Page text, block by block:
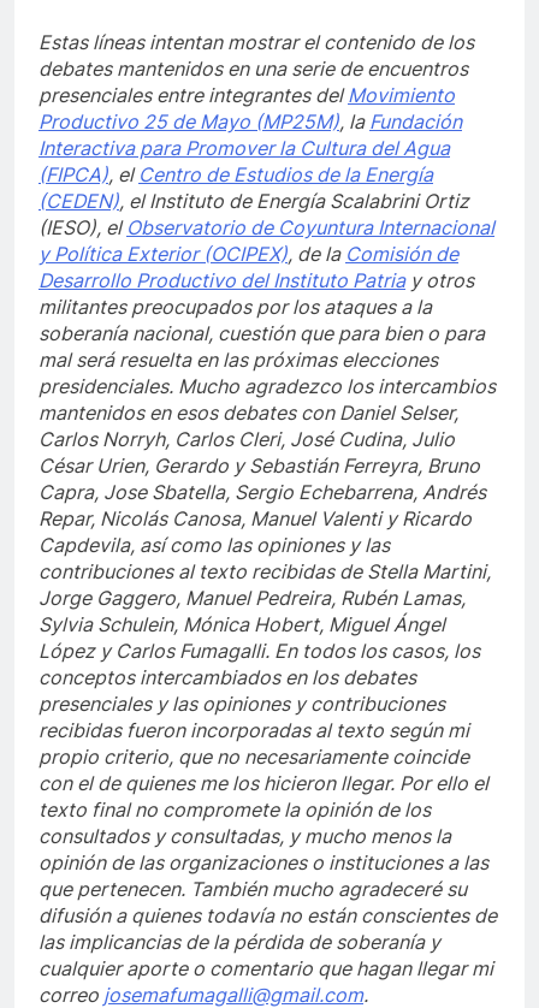
Estas líneas intentan mostrar el contenido de los
debates mantenidos en una serie de encuentros
presenciales entre integrantes delMovimiento
Productivo 25 de Mayo (MP25M), la Fundación
Interactiva para Promover la Cultura del Agua
(FIPCA), el Centro de Estudios de la Energía
(CEDEN), el Instituto de Energía Scalabrini Ortiz
(IESO), el Observatorio de Coyuntura Internacional
y Política Exterior (OCIPEX), de la Comisión de
Desarrollo Productivo del Instituto Patriay otros
militantes preocupados por los ataques a la
soberanía nacional, cuestión que para bien o para
mal será resuelta en las próximas elecciones
presidenciales. Mucho agradezco los intercambios
mantenidos en esos debates con Daniel Selser,
Carlos Norryh, Carlos Cleri, José Cudina, Julio
César Urien, Gerardo y Sebastián Ferreyra, Bruno
Capra, Jose Sbatella, Sergio Echebarrena, Andrés
Repar, Nicolás Canosa, Manuel Valenti y Ricardo
Capdevila, así como las opiniones y las
contribuciones al texto recibidas de Stella Martini,
Jorge Gaggero, Manuel Pedreira, Rubén Lamas,
Sylvia Schulein, Mónica Hobert, Miguel Ángel
López y Carlos Fumagalli. En todos los casos, los
conceptos intercambiados en los debates
presenciales y las opiniones y contribuciones
recibidas fueron incorporadas al texto según mi
propio criterio, que no necesariamente coincide
con el de quienes me los hicieron llegar. Por ello el
texto final no compromete la opinión de los
consultados y consultadas, y mucho menos la
opinión de las organizaciones o instituciones a las
que pertenecen. También mucho agradeceré su
difusión a quienes todavía no están conscientes de
las implicancias de la pérdida de soberanía y
cualquier aporte o comentario que hagan llegar mi
correo josemafumagalli@gmail.com.